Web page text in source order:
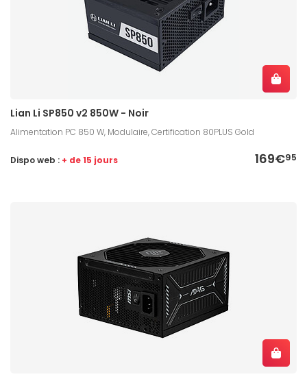
Lian Li SP850 v2 850W - Noir
Alimentation PC 850 W, Modulaire, Certification 80PLUS Gold
169€95
Dispo web : + de 15 jours